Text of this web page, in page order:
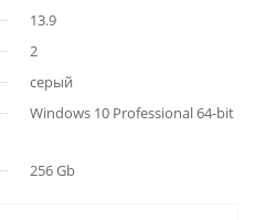
13.9
2
серый
Windows 10 Professional 64-bit
256 Gb